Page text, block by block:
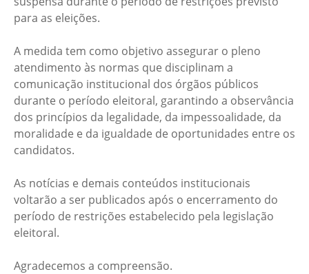
para as eleições.
A medida tem como objetivo assegurar o pleno
atendimento às normas que disciplinam a
comunicação institucional dos órgãos públicos
durante o período eleitoral, garantindo a observância
dos princípios da legalidade, da impessoalidade, da
moralidade e da igualdade de oportunidades entre os
candidatos.
As notícias e demais conteúdos institucionais
voltarão a ser publicados após o encerramento do
período de restrições estabelecido pela legislação
eleitoral.
Agradecemos a compreensão.